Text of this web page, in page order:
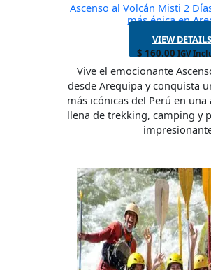
Ascenso al Volcán Misti 2
más épica en
VIEW DETAILS
$ 160.00 IGV
Vive el emocionante
desde Arequipa y conquista
más icónicas del Perú en
llena de trekking, camping y